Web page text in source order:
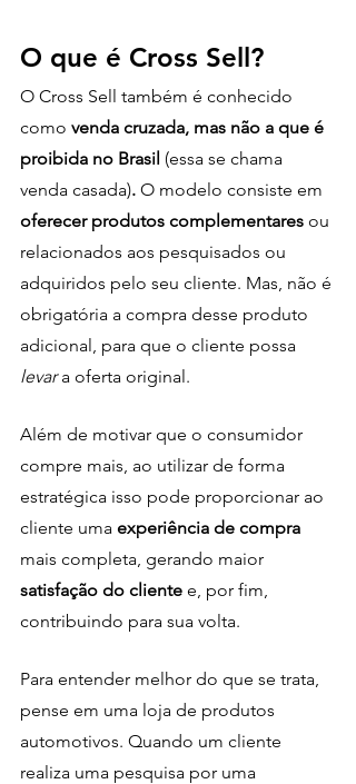
O que é Cross Sell?
O Cross Sell também é conhecido
como venda cruzada, mas não a que é
proibida no Brasil (essa se chama
venda casada). O modelo consiste em
oferecer produtos complementares ou
relacionados aos pesquisados ou
adquiridos pelo seu cliente. Mas, não é
obrigatória a compra desse produto
adicional, para que o cliente possa
levar a oferta original.
Além de motivar que o consumidor
compre mais, ao utilizar de forma
estratégica isso pode proporcionar ao
cliente uma experiência de compra
mais completa, gerando maior
satisfação do cliente e, por fim,
contribuindo para sua volta.
Para entender melhor do que se trata,
pense em uma loja de produtos
automotivos. Quando um cliente
realiza uma pesquisa por uma